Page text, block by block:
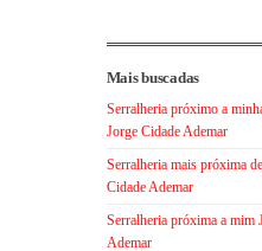
Mais buscadas
Serralheria próximo a
Jorge Cidade Ademar
Serralheria mais próxima
Cidade Ademar
Serralheria próxima a mim
Ademar